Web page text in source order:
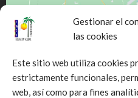
Gestionar el
las cookies
Este sitio web utiliza cookies
estrictamente funcionales,
web, así como para fines